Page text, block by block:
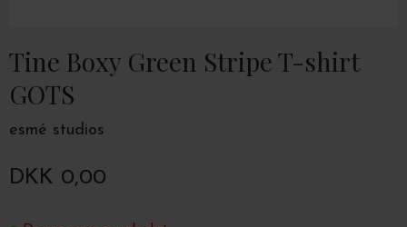
Tine Boxy Green Stripe T-shirt
GOTS
esmé studios
DKK 0,00